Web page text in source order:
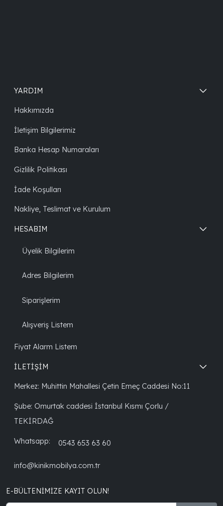
YARDIM
Hakkımızda
İletişim Bilgilerimiz
Banka Hesap Numaraları
Gizlilik Politikası
İade Koşulları
Nakliye, Teslimat ve Kurulum
HESABIM
Üyelik Bilgilerim
Adres Bilgilerim
Siparişlerim
Alışveriş Listem
Fiyat Alarm Listem
İLETİŞİM
Merkez: Muhittin Mahallesi Çetin Emeç Caddesi No:11
Şube: Omurtak caddesi İstanbul Kısmı Çorlu /
TEKİRDAĞ
Whatsapp: 0543 653 63 60
info@kinikmobilya.com.tr
E-BÜLTENIMIZE KAYIT OLUN!